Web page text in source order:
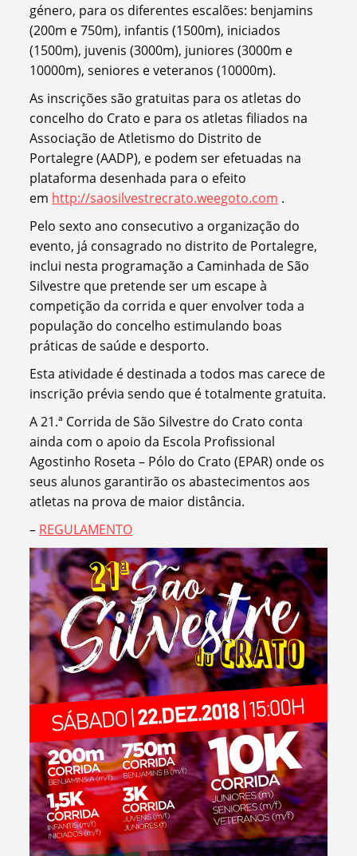
género, para os diferentes escalões: benjamins
(200m e 750m), infantis (1500m), iniciados
(1500m), juvenis (3000m), juniores (3000m e
10000m), seniores e veteranos (10000m).
As inscrições são gratuitas para os atletas do
concelho do Crato e para os atletas filiados na
Associação de Atletismo do Distrito de
Portalegre (AADP), e podem ser efetuadas na
plataforma desenhada para o efeito
em http://saosilvestrecrato.weegoto.com .
Pelo sexto ano consecutivo a organização do
evento, já consagrado no distrito de Portalegre,
inclui nesta programação a Caminhada de São
Silvestre que pretende ser um escape à
competição da corrida e quer envolver toda a
população do concelho estimulando boas
práticas de saúde e desporto.
Esta atividade é destinada a todos mas carece de
inscrição prévia sendo que é totalmente gratuita.
A 21.ª Corrida de São Silvestre do Crato conta
ainda com o apoio da Escola Profissional
Agostinho Roseta – Pólo do Crato (EPAR) onde os
seus alunos garantirão os abastecimentos aos
atletas na prova de maior distância.
– REGULAMENTO